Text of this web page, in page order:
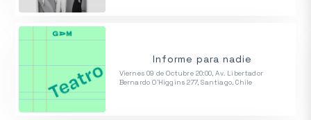
Informe para nadie
Viernes 09 de Octubre 20:00, Av. Libertador
Bernardo O'Higgins 277, Santiago, Chile